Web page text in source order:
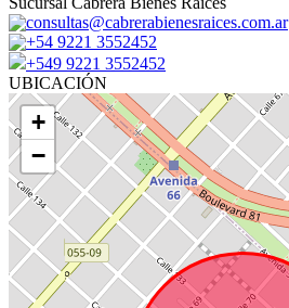
consultas@cabrerabienesraices.com.ar
+54 9221 3552452
+549 9221 3552452
UBICACIÓN
+
−